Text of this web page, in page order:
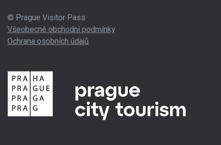
© Prague Visitor Pass
Všeobecné obchodní podmínky
Ochrana osobních údajů